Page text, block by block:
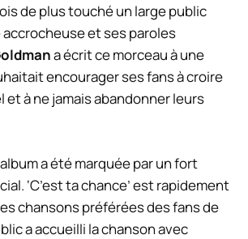
de plus touché un large public
accrocheuse et ses paroles
a écrit ce morceau à une
encourager ses fans à croire
à ne jamais abandonner leurs
a été marquée par un fort
‘C’est ta chance’ est rapidement
chansons préférées des fans de
a accueilli la chanson avec